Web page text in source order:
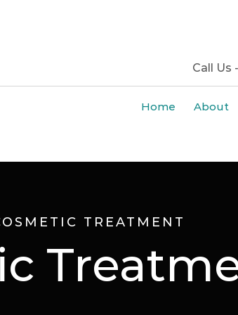
Call Us -
Home About
TREATMENT